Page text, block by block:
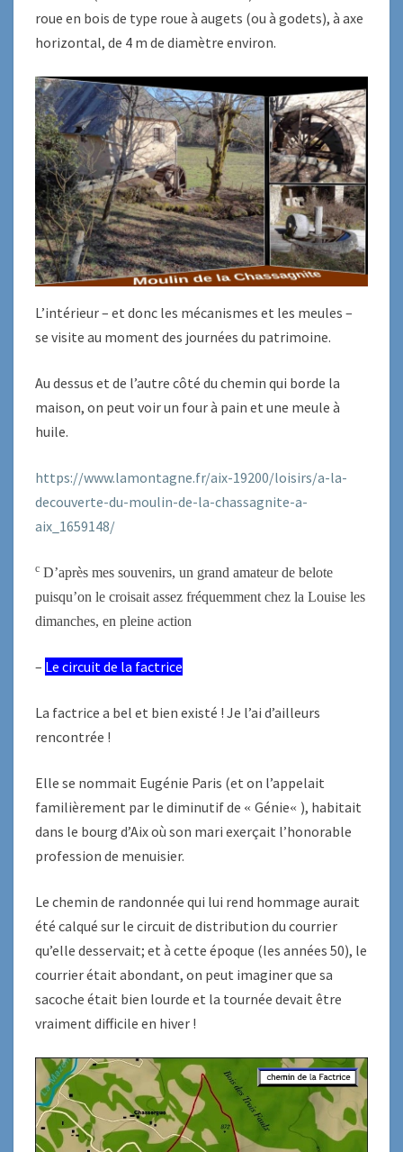
roue en bois de type roue à augets (ou à godets), à axe
horizontal, de 4 m de diamètre environ.
L’intérieur – et donc les mécanismes et les meules –
se visite au moment des journées du patrimoine.
Au dessus et de l’autre côté du chemin qui borde la
maison, on peut voir un four à pain et une meule à
huile.
https://www.lamontagne.fr/aix-19200/loisirs/a-la-
decouverte-du-moulin-de-la-chassagnite-a-
aix_1659148/
c D’après mes souvenirs, un grand amateur de belote
puisqu’on le croisait assez fréquemment chez la Louise les
dimanches, en pleine action
– Le circuit de la factrice
La factrice a bel et bien existé ! Je l’ai d’ailleurs
rencontrée !
Elle se nommait Eugénie Paris (et on l’appelait
familièrement par le diminutif de « Génie« ), habitait
dans le bourg d’Aix où son mari exerçait l’honorable
profession de menuisier.
Le chemin de randonnée qui lui rend hommage aurait
été calqué sur le circuit de distribution du courrier
qu’elle desservait; et à cette époque (les années 50), le
courrier était abondant, on peut imaginer que sa
sacoche était bien lourde et la tournée devait être
vraiment difficile en hiver !